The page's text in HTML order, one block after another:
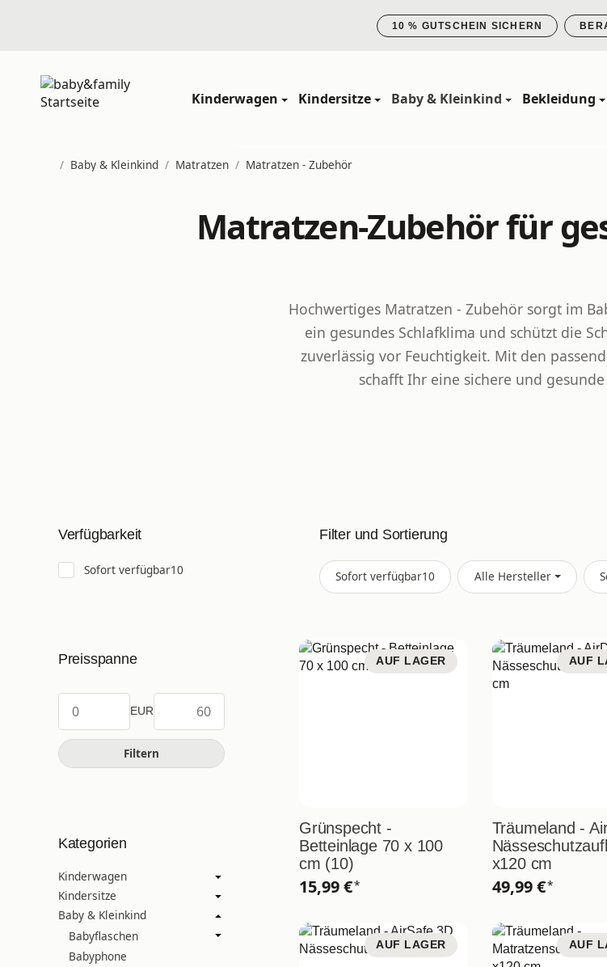
10 % GUTSCHEIN SICHERN
Kinderwagen Kindersitze Baby & Kleinkind Bekleidung
/ Baby & Kleinkind / Matratzen / Matratzen - Zubehör
Matratzen-Zubehör für
Hochwertiges Matratzen - Zubehör sorgt im
ein gesundes Schlafklima und schützt die
zuverlässig vor Feuchtigkeit. Mit den
schafft Ihr eine sichere und
Filter und Sortierung
Sofort verfügbar10 Artikel gefunden
Alle Hersteller
AUF LAGER
Grünspecht -
Betteinlage 70 x 100
cm (10)
15,99 €*
AUF
Träumeland -
x120 cm
49,99 €*
AUF LAGER AUF
Verfügbarkeit
Sofort verfügbar10Artikel gefunden
Preisspanne
EUR
Filtern
Kategorien
Kinderwagen
Kindersitze
Baby & Kleinkind
Babyflaschen
Babyphone